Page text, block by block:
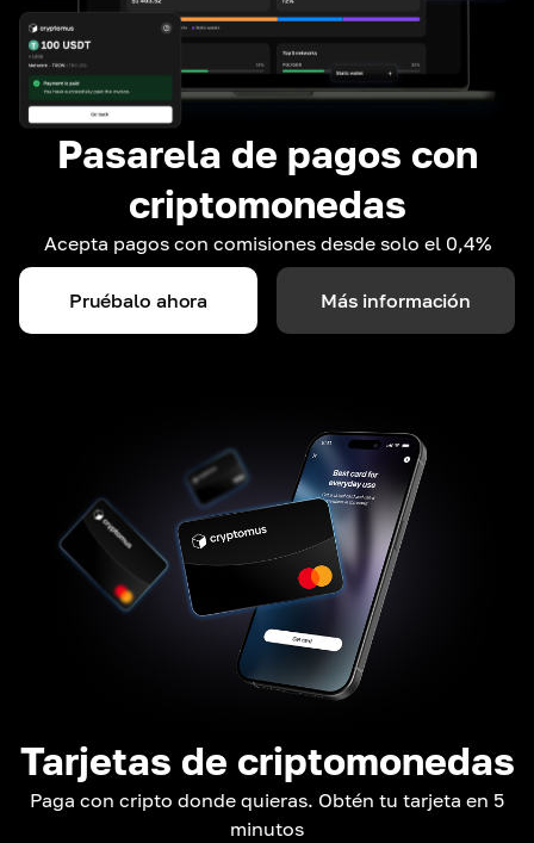
Pasarela de pagos con
criptomonedas
Acepta pagos con comisiones desde solo el 0,4%
Pruébalo ahora Más información
Tarjetas de criptomonedas
Paga con cripto donde quieras. Obtén tu tarjeta en 5
minutos